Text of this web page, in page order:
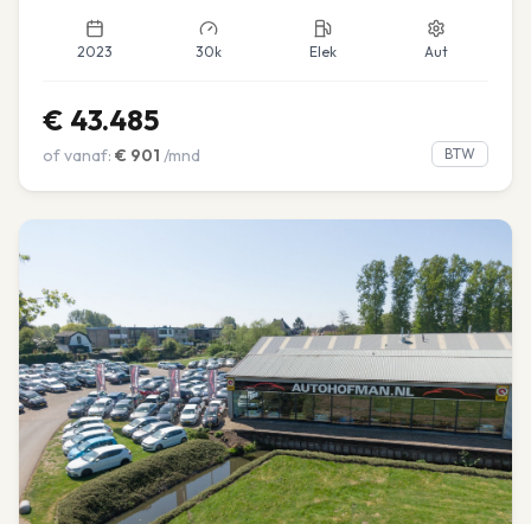
2023 30k Elek Aut
€ 43.485
of vanaf: € 901 /mnd BTW